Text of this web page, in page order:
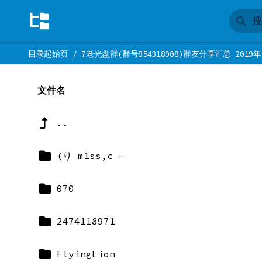
目录起始页/ 7老光盘群(群号854318908)群友分享汇总 2019年
文件名
..
(り m1ss,c -
070
2474118971
FlyingLion